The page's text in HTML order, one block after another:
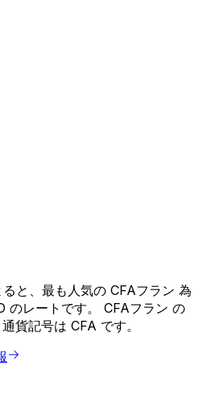
と、最も人気の CFAフラン 為
のレートです。 CFAフラン の
貨記号は CFA です。